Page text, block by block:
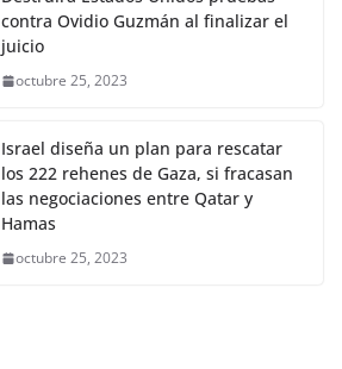
contra Ovidio Guzmán al finalizar el
juicio
octubre 25, 2023
Israel diseña un plan para rescatar
los 222 rehenes de Gaza, si fracasan
las negociaciones entre Qatar y
Hamas
octubre 25, 2023